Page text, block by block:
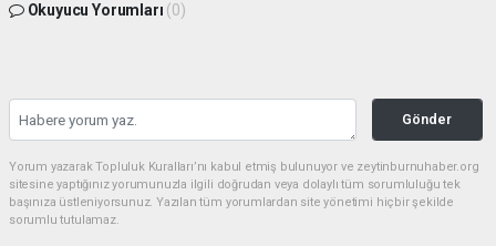
Okuyucu Yorumları (0)
Gönder
Yorum yazarak Topluluk Kuralları’nı kabul etmiş bulunuyor ve zeytinburnuhaber.org
sitesine yaptığınız yorumunuzla ilgili doğrudan veya dolaylı tüm sorumluluğu tek
başınıza üstleniyorsunuz. Yazılan tüm yorumlardan site yönetimi hiçbir şekilde
sorumlu tutulamaz.